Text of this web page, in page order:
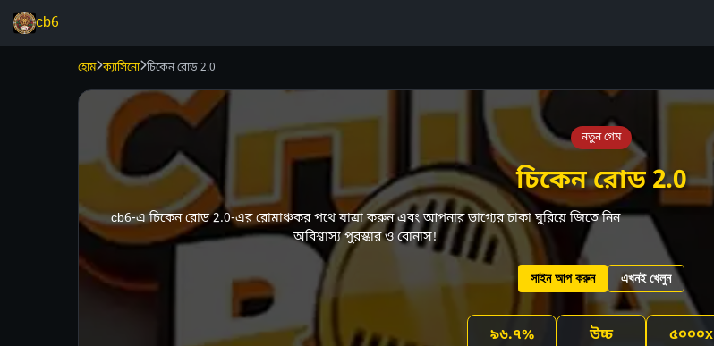
cb6
হোম ক্যাসিনো চিকেন রোড 2.0
নতুন গেম
চিকেন রোড 2.0
cb6-এ চিকেন রোড 2.0-এর রোমাঞ্চকর পথে যাত্রা করুন এবং আপনার ভাগ্যের চাকা ঘুরিয়ে জিতে নিন
অবিশ্বাস্য পুরস্কার ও বোনাস!
সাইন আপ করুন এখনই খেলুন
৯৬.৭% উচ্চ ৫০০০x